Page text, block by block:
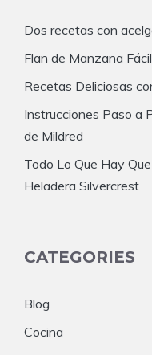
Dos recetas con
Flan de Manzana Fácil
Recetas Deliciosas
Instrucciones Paso a
de Mildred
Todo Lo Que Hay
Heladera Silvercrest
CATEGORIES
Blog
Cocina